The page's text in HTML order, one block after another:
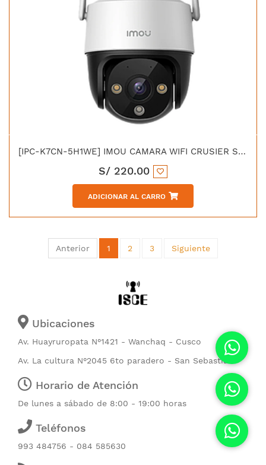
[IPC-K7CN-5H1WE] IMOU CAMARA WIFI CRUSIER SE+ 5MP EXTERIOR PT
S/ 220.00
ADICIONAR AL CARRO
Anterior 1 2 3 Siguiente
Ubicaciones
Av. Huayruropata N°1421 - Wanchaq - Cusco
Av. La cultura N°2045 6to paradero - San Sebastián
Horario de Atención
De lunes a sábado de 8:00 - 19:00 horas
Teléfonos
993 484756 - 084 585630